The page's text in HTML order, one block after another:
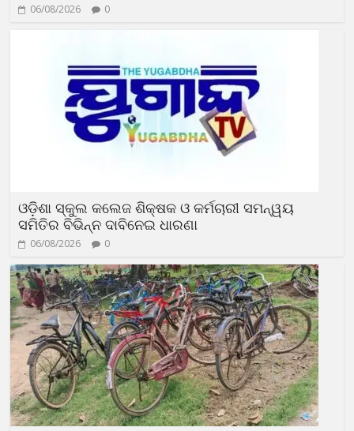
06/08/2026 0
ଓଡ଼ିଶା ସ୍କୁଲ କଲେଜ ଶିକ୍ଷକ ଓ କର୍ମଚାରୀ ସମନ୍ୱୟ
ସମିତିର ବିଭିନ୍ନ ଦାବିନେଇ ଧାରଣା
06/08/2026 0